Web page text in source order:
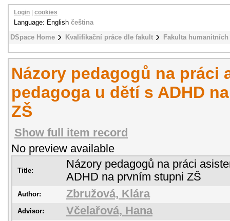
DSpace Home Kvalifikační práce dle fakult Fakulta
Login cookies
Language: English čeština
Názory pedagogů na práci
pedagoga u dětí s ADHD
ZŠ
Show full item record
No preview available
Title:
Názory pedagogů na práci
ADHD na prvním stupni ZŠ
Author: Zbružová, Klára
Advisor: Včelařová, Hana